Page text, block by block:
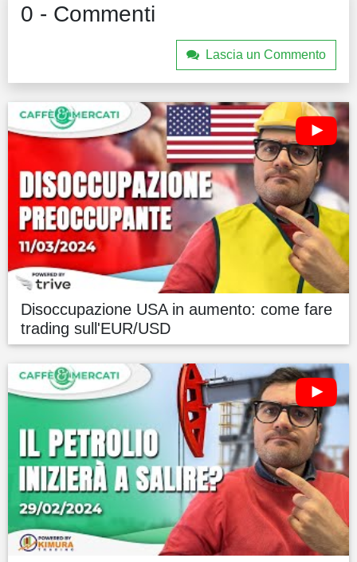
0 - Commenti
Lascia un Commento
Disoccupazione USA in aumento: come fare
trading sull'EUR/USD